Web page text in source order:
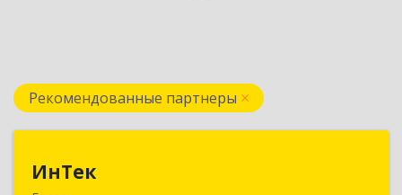
Рекомендованные партнеры
ИнТек